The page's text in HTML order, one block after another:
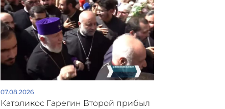
07.08.2026
Католикос Гарегин Второй прибыл